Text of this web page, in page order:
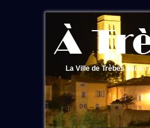
La Ville de Trèbes dans